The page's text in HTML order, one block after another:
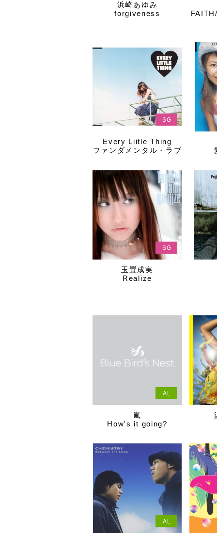
浜崎あゆみ
forgiveness
SG
Every Liitle Thing
ファンダメンタル・ラブ
SG
玉置成実
Realize
AL
嵐
How's it going?
AL